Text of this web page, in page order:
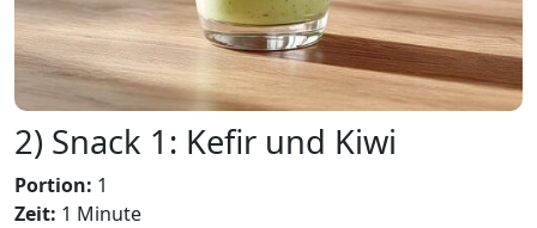
2) Snack 1: Kefir und Kiwi
Portion: 1
Zeit: 1 Minute